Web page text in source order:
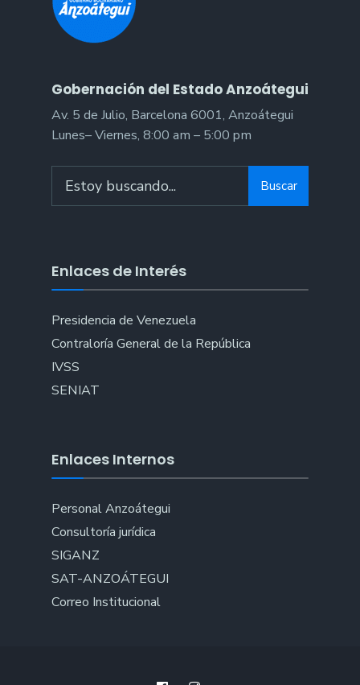
Gobernación del Estado Anzoátegui
Av. 5 de Julio, Barcelona 6001, Anzoátegui
Lunes– Viernes, 8:00 am – 5:00 pm
for:
Buscar
Enlaces de Interés
Presidencia de Venezuela
Contraloría General de la República
IVSS
SENIAT
Enlaces Internos
Personal Anzoátegui
Consultoría jurídica
SIGANZ
SAT-ANZOÁTEGUI
Correo Institucional